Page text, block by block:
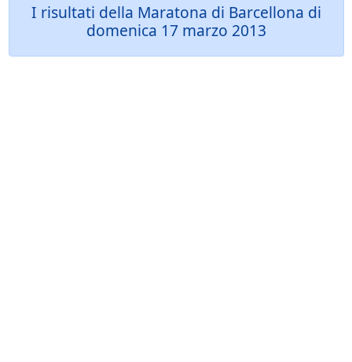
I risultati della Maratona di Barcellona di
domenica 17 marzo 2013